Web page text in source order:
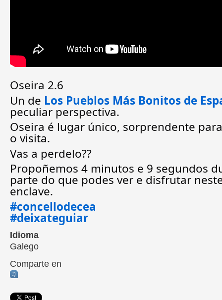
Oseira 2.6
Un de Los Pueblos Más Bonitos de
peculiar perspectiva.
Oseira é lugar único, sorprendente
o visita.
Vas a perdelo??
Propoñemos 4 minutos e 9 segundos
parte do que podes ver e disfrutar
enclave.
#concellodecea
#deixateguiar
Idioma
Galego
Comparte en